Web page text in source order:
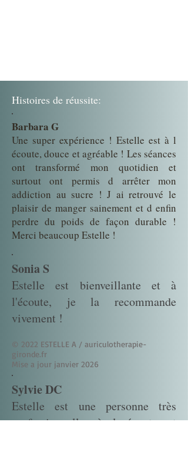
Histoires de réussite:
Barbara G
Une super expérience ! Estelle est à l
écoute, douce et agréable ! Les séances
ont transformé mon quotidien et
surtout ont permis d arrêter mon
addiction au sucre ! J ai retrouvé le
plaisir de manger sainement et d enfin
perdre du poids de façon durable !
Merci beaucoup Estelle !
Sonia S
Estelle est bienveillante et à
l'écoute, je la recommande
vivement !
© 2022 ESTELLE A / auriculotherapie-
gironde.fr
Mise a jour janvier 2026
Sylvie DC
Estelle est une personne très
professionnelle, à l écoute et